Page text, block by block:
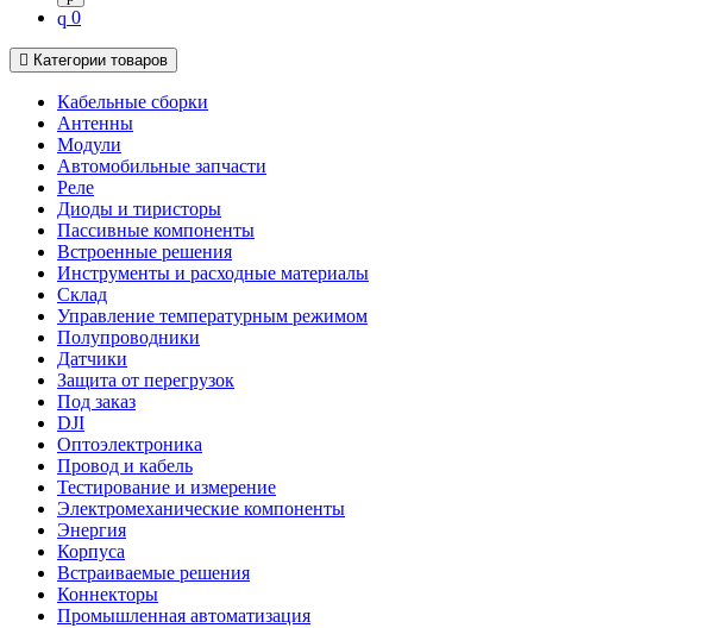
0
Категории товаров
Кабельные сборки
Антенны
Модули
Автомобильные запчасти
Реле
Диоды и тиристоры
Пассивные компоненты
Встроенные решения
Инструменты и расходные материалы
Склад
Управление температурным режимом
Полупроводники
Датчики
Защита от перегрузок
Под заказ
DJI
Оптоэлектроника
Провод и кабель
Тестирование и измерение
Электромеханические компоненты
Энергия
Корпуса
Встраиваемые решения
Коннекторы
Промышленная автоматизация